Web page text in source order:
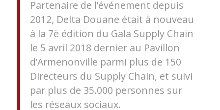
Partenaire de l’événement depuis
2012, Delta Douane était à nouveau
à la 7è édition du Gala Supply Chain
le 5 avril 2018 dernier au Pavillon
d’Armenonville parmi plus de 150
Directeurs du Supply Chain, et suivi
par plus de 35.000 personnes sur
les réseaux sociaux.